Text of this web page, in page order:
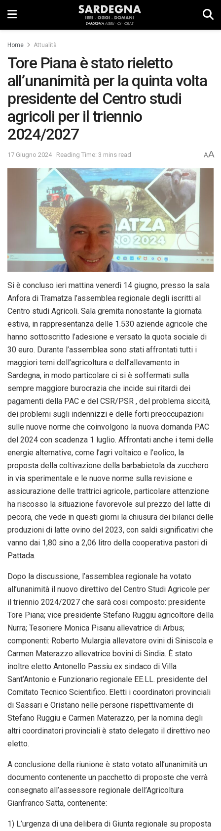
Home Attualità
Tore Piana è stato rieletto
all’unanimità per la quinta volta
presidente del Centro studi
agricoli per il triennio
2024/2027
17 Giugno 2024 Reading Time: 3 mins read AA
Si è concluso ieri mattina venerdì 14 giugno, presso la sala
Anfora di Tramatza l’assemblea regionale degli iscritti al
Centro studi Agricoli. Sala gremita nonostante la giornata
estiva, in rappresentanza delle 1.530 aziende agricole che
hanno sottoscritto l’adesione e versato la quota sociale di
30 euro. Durante l’assemblea sono stati affrontati tutti i
maggiori temi dell’agricoltura e dell’allevamento in
Sardegna, in modo particolare ci si è soffermati sulla
sempre maggiore burocrazia che incide sui ritardi dei
pagamenti della PAC e del CSR/PSR , del problema siccità,
dei problemi sugli indennizzi e delle forti preoccupazioni
sulle nuove norme che coinvolgono la nuova domanda PAC
del 2024 con scadenza 1 luglio. Affrontati anche i temi delle
energie alternative, come l’agri voltaico e l’eolico, la
proposta della coltivazione della barbabietola da zucchero
in via sperimentale e le nuove norme sulla revisione e
assicurazione delle trattrici agricole, particolare attenzione
ha riscosso la situazione favorevole sul prezzo del latte di
pecora, che vede in questi giorni la chiusura dei bilanci delle
produzioni di latte ovino del 2023, con saldi significativi che
vanno dai 1,80 sino a 2,06 litro della cooperativa pastori di
Pattada.
Dopo la discussione, l’assemblea regionale ha votato
all’unanimità il nuovo direttivo del Centro Studi Agricole per
il triennio 2024/2027 che sarà cosi composto: presidente
Tore Piana; vice presidente Stefano Ruggiu agricoltore della
Nurra; Tesoriere Monica Pisanu allevatrice di Arbus;
componenti: Roberto Mulargia allevatore ovini di Siniscola e
Carmen Materazzo allevatrice bovini di Sindia. È stato
inoltre eletto Antonello Passiu ex sindaco di Villa
Sant’Antonio e Funzionario regionale EE.LL. presidente del
Comitato Tecnico Scientifico. Eletti i coordinatori provinciali
di Sassari e Oristano nelle persone rispettivamente di
Stefano Ruggiu e Carmen Materazzo, per la nomina degli
altri coordinatori provinciali è stato delegato il direttivo neo
eletto.
A conclusione della riunione è stato votato all’unanimità un
documento contenente un pacchetto di proposte che verrà
consegnato all’assessore regionale dell’Agricoltura
Gianfranco Satta, contenente:
1) L’urgenza di una delibera di Giunta regionale su proposta